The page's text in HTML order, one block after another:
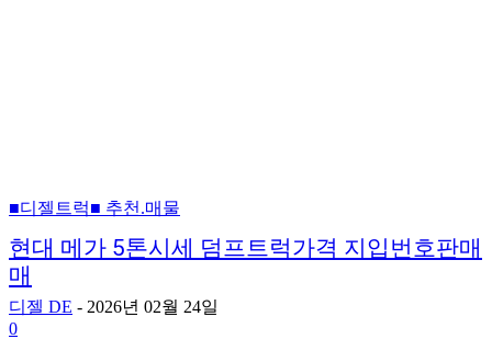
■디젤트럭■ 추천.매물
현대 메가 5톤시세 덤프트럭가격 지입번호판매
매
디젤 DE - 2026년 02월 24일
0